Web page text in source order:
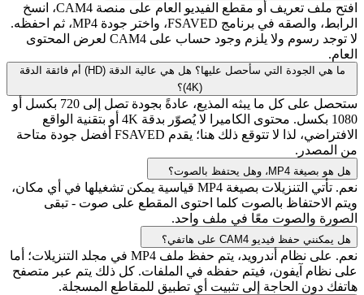
افتح ملف تعريف أو مقطع الفيديو العام على منصة CAM4، انسخ
الرابط، والصقه في برنامج FSAVED، واختر جودة MP4، ثم احفظه.
لا توجد رسوم ولا يلزم وجود حساب على CAM4 لعرض المحتوى
العام.
ما هي الجودة التي سأحصل عليها؟ هل هي عالية الدقة (HD) أم فائقة الدقة
(4K)؟
ستحصل على كل ما يبثه المذيع، عادةً بجودة تصل إلى 720 بكسل أو
1080 بكسل. محتوى الكاميرا لا يُصوّر بدقة 4K أو بتقنية الواقع
الافتراضي، لذا لا تتوقع ذلك هنا؛ يقدم FSAVED أفضل جودة متاحة
من المصدر.
هل هو بصيغة MP4، وهل يحتفظ بالصوت؟
نعم. تأتي التنزيلات بصيغة MP4 قياسية يمكن تشغيلها في أي مكان،
ويتم الاحتفاظ بالصوت كلما احتوى المقطع على صوت - تبقى
الصورة والصوت معًا في ملف واحد.
هل يمكنني حفظ فيديو CAM4 على هاتفي؟
نعم. على نظام أندرويد، يتم حفظ ملف MP4 في مجلد التنزيلات؛ أما
على نظام آيفون، فيتم حفظه في الملفات. كل ذلك يتم عبر متصفح
هاتفك دون الحاجة إلى تثبيت أي تطبيق للمقاطع المسجلة.